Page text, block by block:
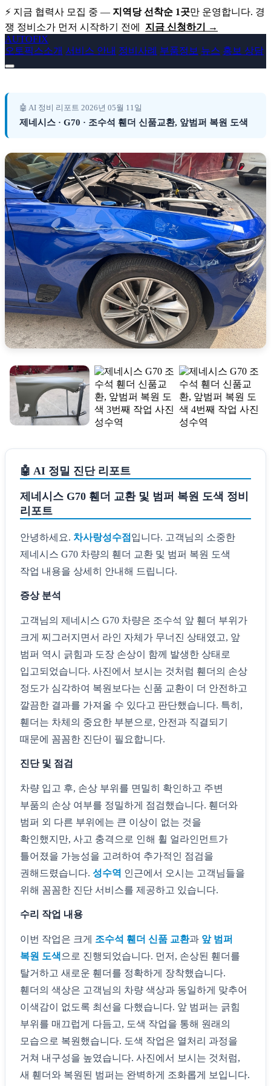
⚡ 지금 협력사 모집 중 — 지역당 선착순 1곳만 운영합니다. 경
쟁 정비소가 먼저 시작하기 전에 지금 신청하기 →
AUTOFIX
오토픽스소개 서비스 안내 정비사례 부품정보 뉴스 홍보 상담
제네시스 G70 휀더 교환 및 범퍼 복원 도
🤖 AI 정비 리포트 2026년 05월 11일
제네시스 · G70 · 조수석 휀더 신품교환, 앞범퍼 복원 도색
🤖 AI 정밀 진단 리포트
제네시스 G70 휀더 교환 및 범퍼 복원 도색 정비
리포트
안녕하세요. 차사랑성수점 입니다. 고객님의 소중한
제네시스 G70 차량의 휀더 교환 및 범퍼 복원 도색
작업 내용을 상세히 안내해 드립니다.
증상 분석
고객님의 제네시스 G70 차량은 조수석 앞 휀더 부위가
크게 찌그러지면서 라인 자체가 무너진 상태였고, 앞
범퍼 역시 긁힘과 도장 손상이 함께 발생한 상태로
입고되었습니다. 사진에서 보시는 것처럼 휀더의 손상
정도가 심각하여 복원보다는 신품 교환이 더 안전하고
깔끔한 결과를 가져올 수 있다고 판단했습니다. 특히,
휀더는 차체의 중요한 부분으로, 안전과 직결되기
때문에 꼼꼼한 진단이 필요합니다.
진단 및 점검
차량 입고 후, 손상 부위를 면밀히 확인하고 주변
부품의 손상 여부를 정밀하게 점검했습니다. 휀더와
범퍼 외 다른 부위에는 큰 이상이 없는 것을
확인했지만, 사고 충격으로 인해 휠 얼라인먼트가
틀어졌을 가능성을 고려하여 추가적인 점검을
권해드렸습니다. 성수역 인근에서 오시는 고객님들을
위해 꼼꼼한 진단 서비스를 제공하고 있습니다.
수리 작업 내용
이번 작업은 크게 조수석 휀더 신품 교환과 앞 범퍼
복원 도색 으로 진행되었습니다. 먼저, 손상된 휀더를
탈거하고 새로운 휀더를 정확하게 장착했습니다.
휀더의 색상은 고객님의 차량 색상과 동일하게 맞추어
이색감이 없도록 최선을 다했습니다. 앞 범퍼는 긁힘
부위를 매끄럽게 다듬고, 도색 작업을 통해 원래의
모습으로 복원했습니다. 도색 작업은 열처리 과정을
거쳐 내구성을 높였습니다. 사진에서 보시는 것처럼,
새 휀더와 복원된 범퍼는 완벽하게 조화롭게 보입니다.